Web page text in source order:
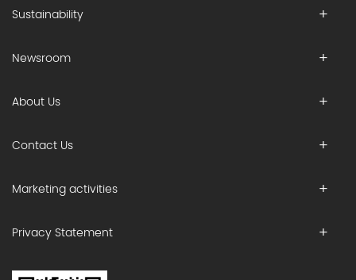
Sustainability
Newsroom
About Us
Contact Us
Marketing activities
Privacy Statement